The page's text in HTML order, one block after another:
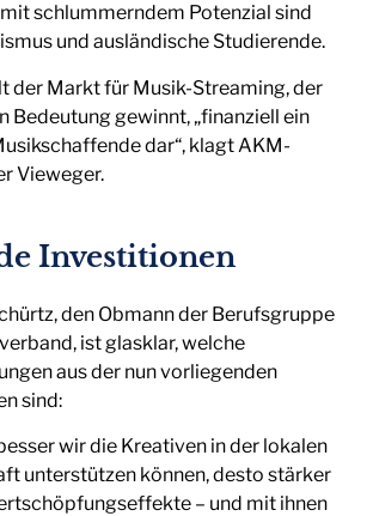
schlummerndem Potenzial sind
und ausländische Studierende.
der Markt für Musik-Streaming, der
Bedeutung gewinnt, „finanziell ein
dar“, klagt AKM-
Vieweger.
Investitionen
den Obmann der Berufsgruppe
ist glasklar, welche
aus der nun vorliegenden
sind:
wir die Kreativen in der lokalen
unterstützen können, desto stärker
– und mit ihnen